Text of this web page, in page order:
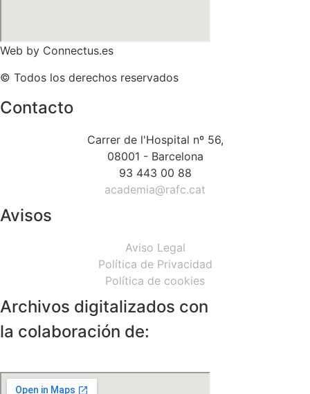
Web by Connectus.es
© Todos los derechos reservados
Contacto
Carrer de l'Hospital nº 56,
08001 - Barcelona
93 443 00 88
academia@rafc.cat
Avisos
Aviso Legal
Política de Privacidad
Política de cookies
Archivos digitalizados con
la colaboración de: